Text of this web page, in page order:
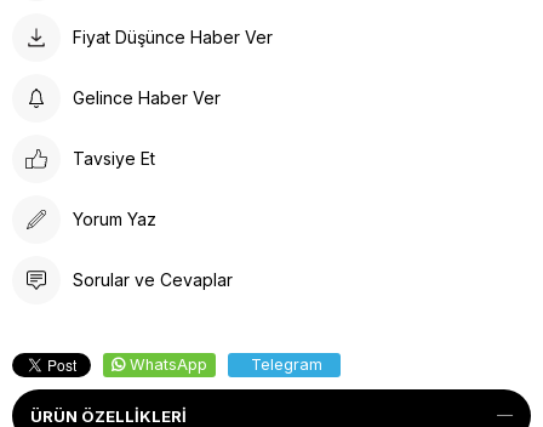
Fiyat Düşünce Haber Ver
Gelince Haber Ver
Tavsiye Et
Yorum Yaz
Sorular ve Cevaplar
WhatsApp Telegram
ÜRÜN ÖZELLIKLERI